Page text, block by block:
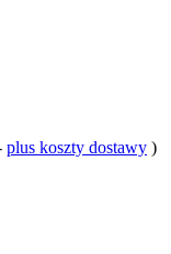
plus koszty dostawy )